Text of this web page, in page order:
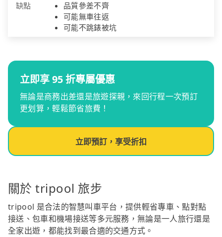
缺點
品質參差不齊
可能無車往返
可能不跳錶被坑
立即享 95 折專屬優惠
無論是商務出差還是旅遊探親，來回行程一次預訂
更划算，輕鬆節省旅費！
立即預訂，享受折扣
關於 tripool 旅步
tripool 是合法的智慧叫車平台，提供輕省專車、點對點
接送、包車和機場接送等多元服務，無論是一人旅行還是
全家出遊，都能找到最合適的交通方式。